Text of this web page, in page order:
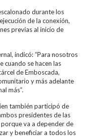
durante los
de la conexión,
previas al inicio de
indicó: “Para nosotros
cuando se hacen las
de Emboscada,
y más adelante
más”.
también participó de
presidentes de las
va a depender de
y beneficiar a todos los